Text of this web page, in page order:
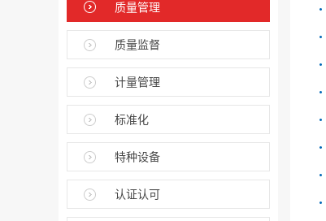
质量管理
质量监督
计量管理
标准化
特种设备
认证认可